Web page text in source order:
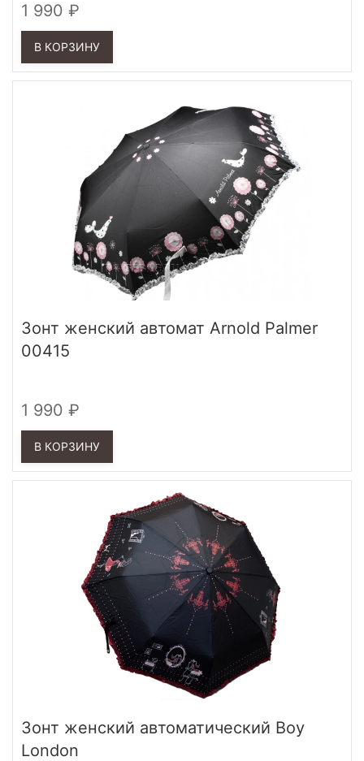
1 990
В КОРЗИНУ
Зонт женский автомат Arnold Palmer
00415
1 990
В КОРЗИНУ
Зонт женский автоматический Boy
London